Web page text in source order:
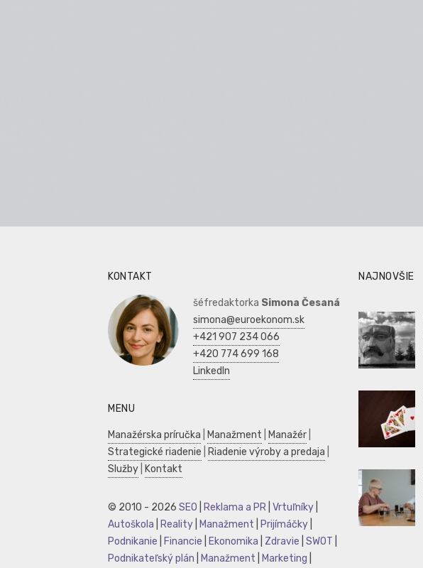
KONTAKT
šéfredaktorka Simona Česaná
simona@euroekonom.sk
+421 907 234 066
+420 774 699 168
LinkedIn
MENU
Manažérska príručka Manažment Manažér
Strategické riadenie
Riadenie výroby a predaja
Služby
Kontakt
© 2010 - 2026 SEO Reklama a PR Vrtuľníky
Autoškola
Reality Manažment Prijímáčky
Podnikanie
Financie Ekonomika Zdravie SWOT
Podnikateľský plán
Manažment Marketing
NAJNOVŠIE